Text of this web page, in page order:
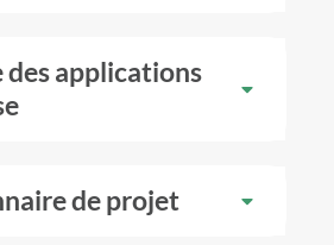
des applications
de projet